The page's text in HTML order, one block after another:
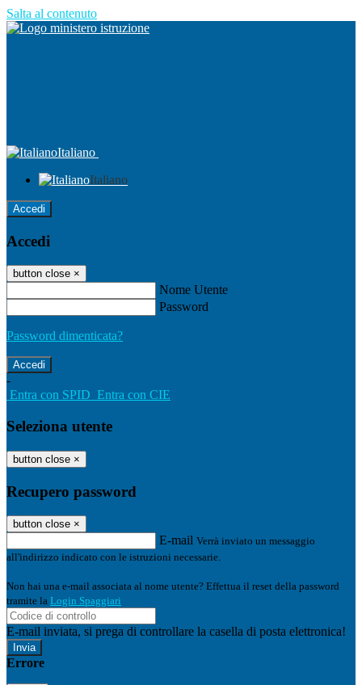
Salta al contenuto
Italiano
Italiano
Accedi
Accedi
button close ×
Nome Utente
Password
Password dimenticata?
-
Entra con SPID Entra con CIE
Seleziona utente
button close ×
Recupero password
button close ×
E-mail Verrà inviato un messaggio
all'indirizzo indicato con le istruzioni necessarie.
Non hai una e-mail associata al nome utente? Effettua il reset della password
tramite la Login Spaggiari
E-mail inviata, si prega di controllare la casella di posta elettronica!
Errore